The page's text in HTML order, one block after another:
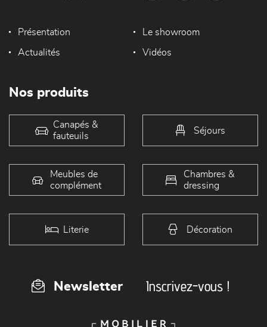
Présentation Le showroom
Actualités Vidéos
Nos produits
Canapés &
fauteuils
Séjours
Meubles de
complément
Chambres &
dressing
Literie Décoration
Newsletter Inscrivez-vous !